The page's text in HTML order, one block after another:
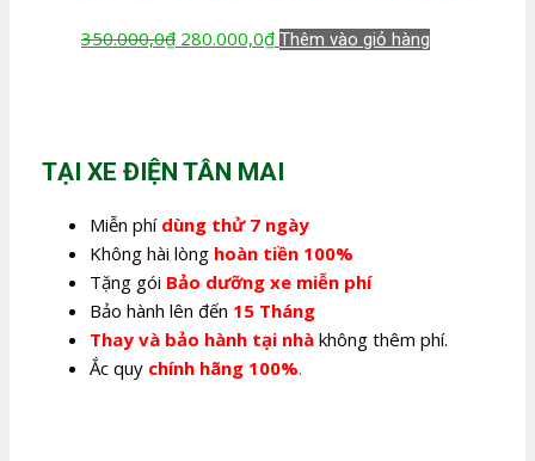
350.000,0₫ Giá
280.000,0₫Giá
Thêm vào giỏ hàng
TẠI XE ĐIỆN TÂN MAI
Miễn phí dùng thử 7 ngày
Không hài lòng hoàn tiền 100%
Tặng gói Bảo dưỡng xe miễn phí
Bảo hành lên đến 15 Tháng
Thay và bảo hành tại nhà không thêm phí.
Ắc quy chính hãng 100%.